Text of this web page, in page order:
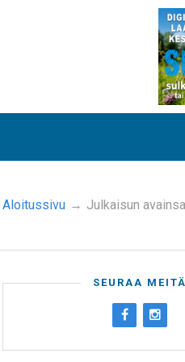
Aloitussivu → Julkaisun
SEURAA MEITÄ